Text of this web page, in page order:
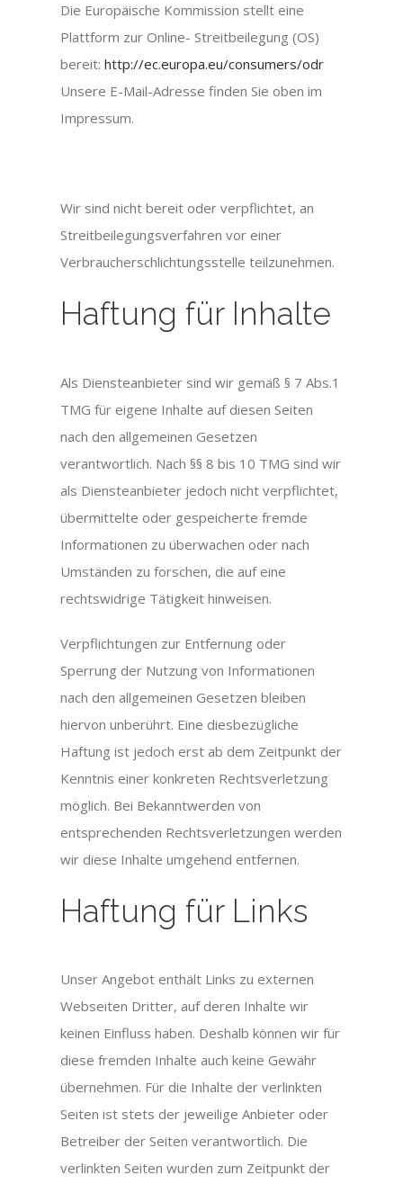
Die Europäische Kommission stellt eine
Plattform zur Online- Streitbeilegung (OS)
bereit:http://ec.europa.eu/consumers/odr
Unsere E-Mail-Adresse finden Sie oben im
Impressum.
Wir sind nicht bereit oder verpflichtet, an
Streitbeilegungsverfahren vor einer
Verbraucherschlichtungsstelle teilzunehmen.
Haftung für Inhalte
Als Diensteanbieter sind wir gemäß § 7 Abs.1
TMG für eigene Inhalte auf diesen Seiten
nach den allgemeinen Gesetzen
verantwortlich. Nach §§ 8 bis 10 TMG sind wir
als Diensteanbieter jedoch nicht verpflichtet,
übermittelte oder gespeicherte fremde
Informationen zu überwachen oder nach
Umständen zu forschen, die auf eine
rechtswidrige Tätigkeit hinweisen.
Verpflichtungen zur Entfernung oder
Sperrung der Nutzung von Informationen
nach den allgemeinen Gesetzen bleiben
hiervon unberührt. Eine diesbezügliche
Haftung ist jedoch erst ab dem Zeitpunkt der
Kenntnis einer konkreten Rechtsverletzung
möglich. Bei Bekanntwerden von
entsprechenden Rechtsverletzungen werden
wir diese Inhalte umgehend entfernen.
Haftung für Links
Unser Angebot enthält Links zu externen
Webseiten Dritter, auf deren Inhalte wir
keinen Einfluss haben. Deshalb können wir für
diese fremden Inhalte auch keine Gewähr
übernehmen. Für die Inhalte der verlinkten
Seiten ist stets der jeweilige Anbieter oder
Betreiber der Seiten verantwortlich. Die
verlinkten Seiten wurden zum Zeitpunkt der